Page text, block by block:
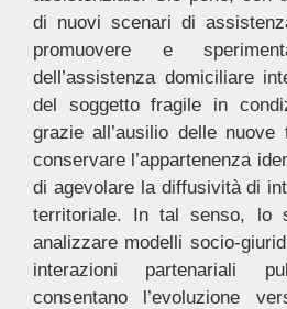
di nuovi scenari di
promuovere e
dell’assistenza domiciliare
del soggetto fragile in
grazie all’ausilio delle
conservare l’appartenenza
di agevolare la diffusività di
territoriale. In tal senso, lo
analizzare modelli socio-
interazioni partenariali
consentano l’evoluzione